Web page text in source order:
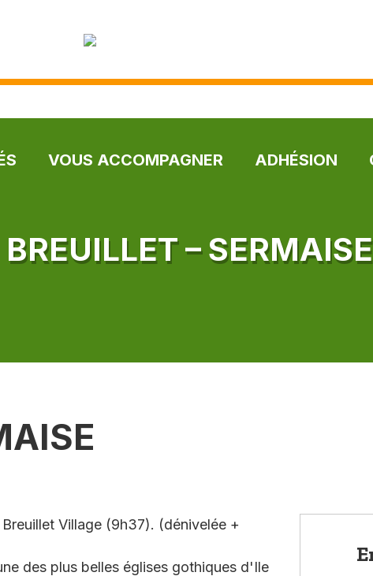
VOUS ACCOMPAGNER ADHÉSION
BREUILLET – SERMAISE
Village (9h37). (dénivelée +
des plus belles églises gothiques d'Ile